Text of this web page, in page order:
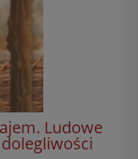
Ludowe